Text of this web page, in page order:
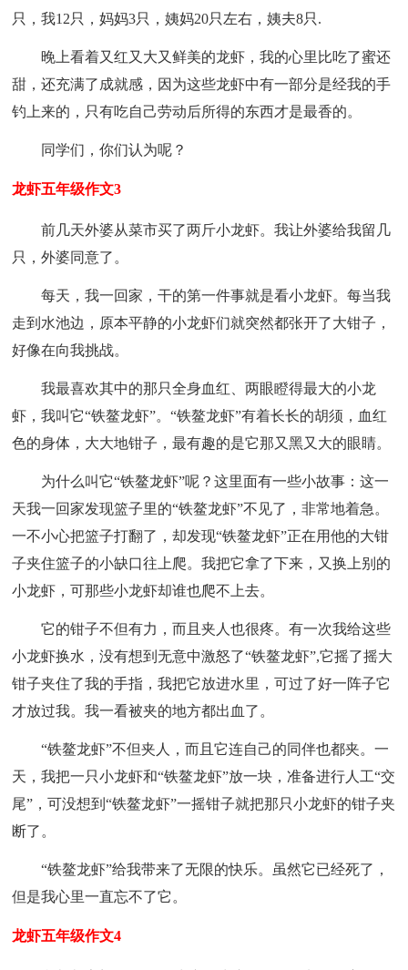
只，我12只，妈妈3只，姨妈20只左右，姨夫8只.
晚上看着又红又大又鲜美的龙虾，我的心里比吃了蜜还
甜，还充满了成就感，因为这些龙虾中有一部分是经我的手
钓上来的，只有吃自己劳动后所得的东西才是最香的。
同学们，你们认为呢？
龙虾五年级作文3
前几天外婆从菜市买了两斤小龙虾。我让外婆给我留几
只，外婆同意了。
每天，我一回家，干的第一件事就是看小龙虾。每当我
走到水池边，原本平静的小龙虾们就突然都张开了大钳子，
好像在向我挑战。
我最喜欢其中的那只全身血红、两眼瞪得最大的小龙
虾，我叫它“铁鳌龙虾”。“铁鳌龙虾”有着长长的胡须，血红
色的身体，大大地钳子，最有趣的是它那又黑又大的眼睛。
为什么叫它“铁鳌龙虾”呢？这里面有一些小故事：这一
天我一回家发现篮子里的“铁鳌龙虾”不见了，非常地着急。
一不小心把篮子打翻了，却发现“铁鳌龙虾”正在用他的大钳
子夹住篮子的小缺口往上爬。我把它拿了下来，又换上别的
小龙虾，可那些小龙虾却谁也爬不上去。
它的钳子不但有力，而且夹人也很疼。有一次我给这些
小龙虾换水，没有想到无意中激怒了“铁鳌龙虾”,它摇了摇大
钳子夹住了我的手指，我把它放进水里，可过了好一阵子它
才放过我。我一看被夹的地方都出血了。
“铁鳌龙虾”不但夹人，而且它连自己的同伴也都夹。一
天，我把一只小龙虾和“铁鳌龙虾”放一块，准备进行人工“交
尾”，可没想到“铁鳌龙虾”一摇钳子就把那只小龙虾的钳子夹
断了。
“铁鳌龙虾”给我带来了无限的快乐。虽然它已经死了，
但是我心里一直忘不了它。
龙虾五年级作文4